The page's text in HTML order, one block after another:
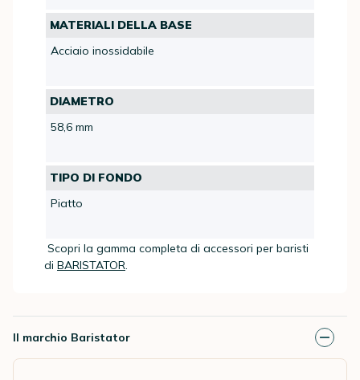
MATERIALI DELLA BASE
Acciaio inossidabile
DIAMETRO
58,6 mm
TIPO DI FONDO
Piatto
Scopri la gamma completa di accessori per baristi
di BARISTATOR.
Il marchio Baristator